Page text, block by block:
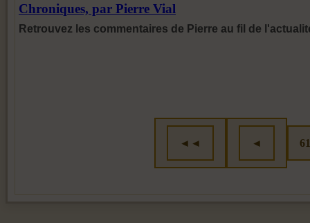
Chroniques, par Pierre Vial
Retrouvez les commentaires de Pierre au fil de
◄◄ ◄ 61